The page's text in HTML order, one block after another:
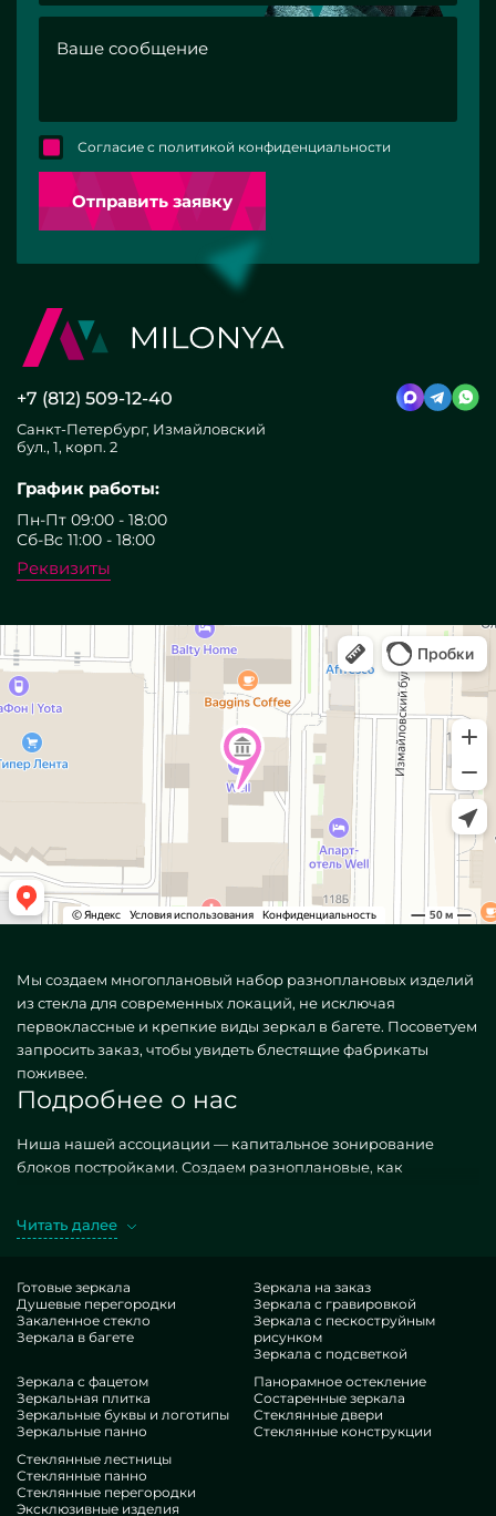
Согласие с политикой конфиденциальности
Отправить заявку
+7 (812) 509-12-40
Санкт-Петербург, Измайловский
бул., 1, корп. 2
График работы:
Пн-Пт 09:00 - 18:00
Сб-Вс 11:00 - 18:00
Реквизиты
Мы создаем многоплановый набор разноплановых изделий
из стекла для современных локаций, не исключая
первоклассные и крепкие виды зеркал в багете. Посоветуем
запросить заказ, чтобы увидеть блестящие фабрикаты
поживее.
Подробнее о нас
Ниша нашей ассоциации — капитальное зонирование
блоков постройками. Создаем разноплановые, как
построения в разработке MILONYA, вы точно догадываетесь,
не сдающий конкурентным копиям. Если вы стремитесь
оптимизировать свои места, придать им роскошества,
своеобразия, обязательно изучите наши творения, от зеркал
в багете и до бесконечных фурнитур.
Гордость нашей деятельности
В нашем составе — мастера чрезвычайно непохожих
даже требовательных лиц. Непрестанно корпят над
улучшением профессиональных компетенций,
Читать далее
Готовые зеркала
Душевые перегородки
Закаленное стекло
Зеркала в багете
Зеркала на заказ
Зеркала с гравировкой
Зеркала с пескоструйным
рисунком
Зеркала с подсветкой
Зеркала с фацетом
Зеркальная плитка
Зеркальные буквы и логотипы
Зеркальные панно
Панорамное остекление
Состаренные зеркала
Стеклянные двери
Стеклянные конструкции
Стеклянные лестницы
Стеклянные панно
Стеклянные перегородки
Эксклюзивные изделия